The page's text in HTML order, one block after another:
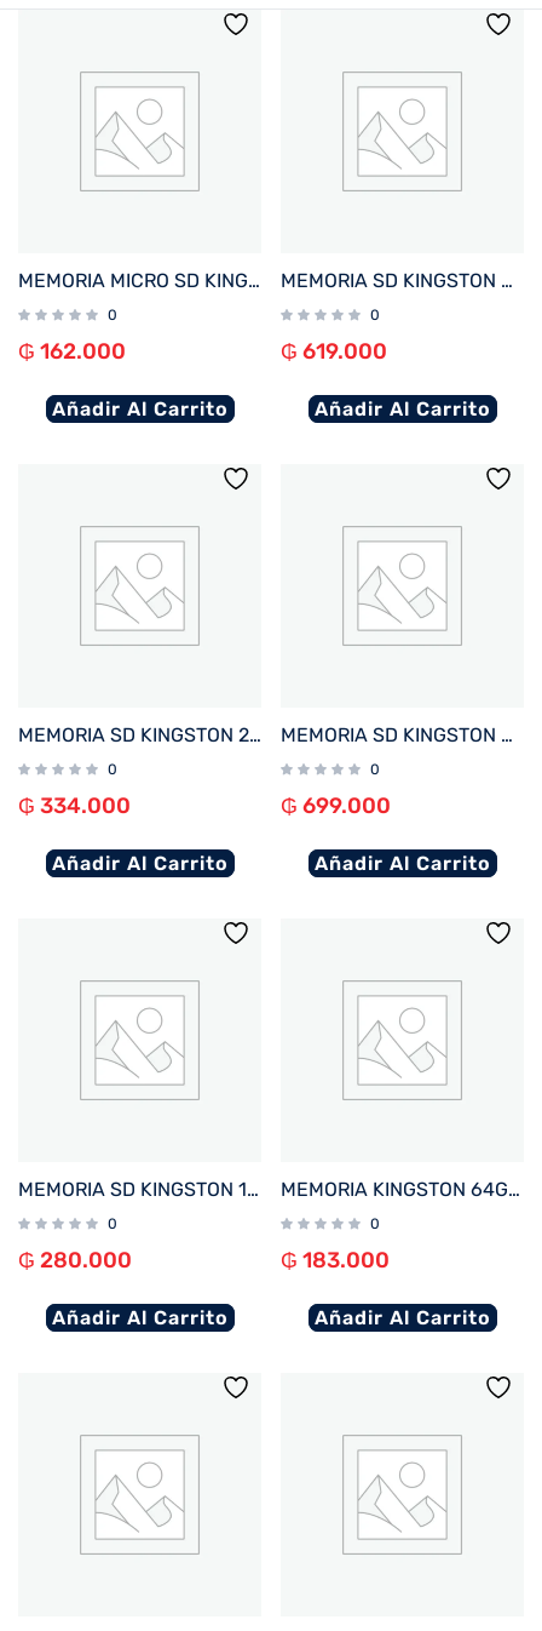
MEMORIA MICRO SD KINGSTON 64GB SDCG4/64GB 200/100 CANVAS GO PLUS C/ADAP
0
₲ 162.000
Añadir Al Carrito
MEMORIA SD KINGSTON 512GB SDS3/512GB 150 CANVAS SELECT PLUS CLASS 10
0
₲ 619.000
Añadir Al Carrito
MEMORIA SD KINGSTON 256GB SDS3/256GB 150 CANVAS SELECT PLUS CLASS 10
0
₲ 334.000
Añadir Al Carrito
MEMORIA SD KINGSTON 512GB SDG3/512GB 170/90 CANVAS GO PLUS
0
₲ 699.000
Añadir Al Carrito
MEMORIA SD KINGSTON 128GB SDG4/128GB 200/100 CANVAS GO PLUS CLASS 10
0
₲ 280.000
Añadir Al Carrito
MEMORIA KINGSTON 64GB SDG4/64GB 200/100 CANVAS GO PLUS CLASS 10
0
₲ 183.000
Añadir Al Carrito